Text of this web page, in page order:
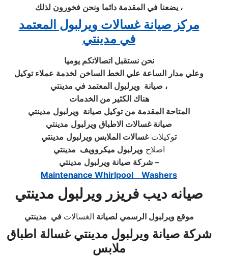
يضعنا في المقدمة دائما ونحن فخورون لذلك ،
مركز صيانة غسالات ويرلبول المعتمد
في مدينتي
نحن نستقبل اتصالاتكم يوميا
وعلي مدار الساعة علي الخط الساخن لخدمة عملاء توكيل
صيانة ويرلبول المعتمد في مدينتي ،
هناك الكثير من الخدمات
المتاحة المقدمة من توكيل صيانة ويرلبول مدينتي
صيانة غسالات الاطباق ويرلبول مدينتي
توكيلاتغسالات الملابس ويرلبول مدينتي
اصلاحويرلبول ميكروويف مدينتي
شركة صيانة ويرلبول مدينتي
–
Maintenance Whirlpool Washers
صيانه ديب فريزر ويرلبول مدينتي
موقع ويرلبول الرسمي لصيانة الغسالات في مدينتي
شركة صيانة ويرلبول مدينتي غسالة اطباق
ملابس